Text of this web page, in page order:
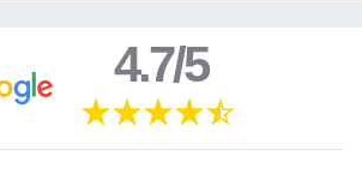
4.7/5